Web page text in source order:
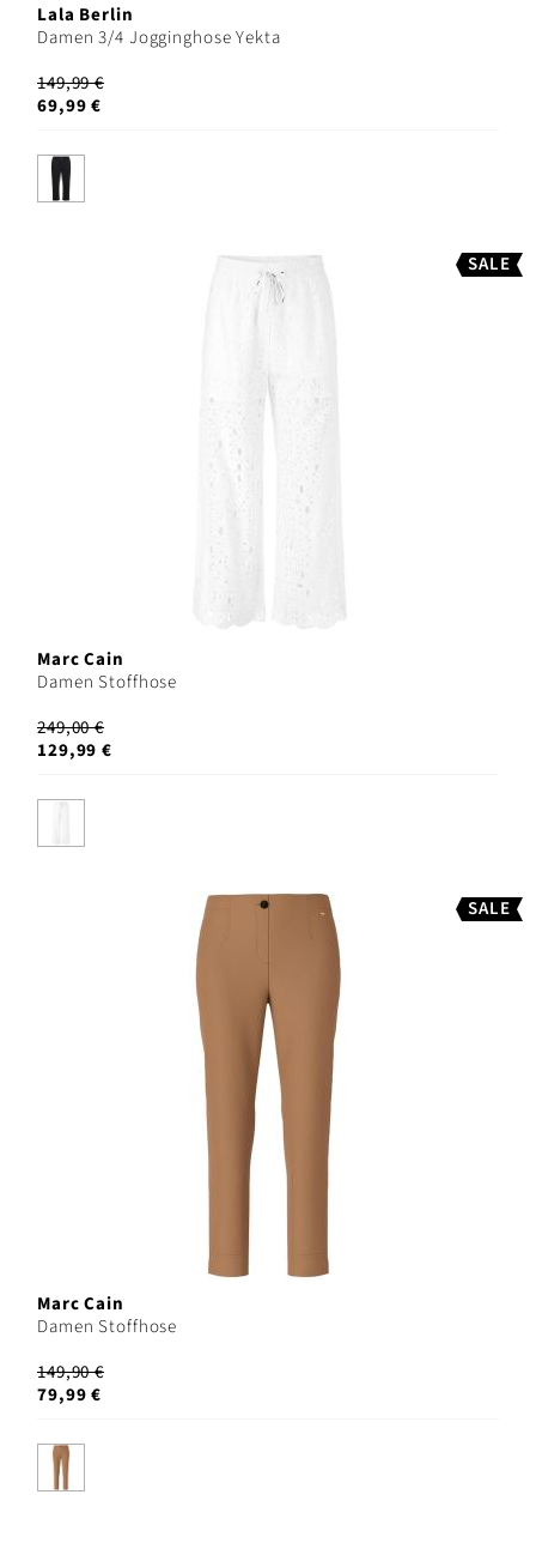
Lala Berlin
Damen 3/4 Jogginghose Yekta
149,99 €
69,99 €
SALE
Marc Cain
Damen Stoffhose
249,00 €
129,99 €
SALE
Marc Cain
Damen Stoffhose
149,90 €
79,99 €